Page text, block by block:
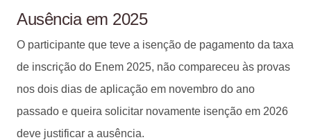
Ausência em 2025
O participante que teve a isenção de pagamento da taxa
de inscrição do Enem 2025, não compareceu às provas
nos dois dias de aplicação em novembro do ano
passado e queira solicitar novamente isenção em 2026
deve justificar a ausência.